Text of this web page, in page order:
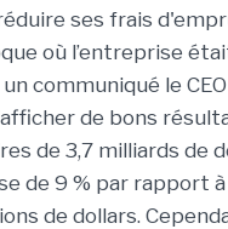
ses frais
où l’entreprise
communiqué le CEO
de bons
de 3,7 milliards de
de 9 % par rapport
de dollars.